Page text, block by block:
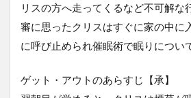
リスの方へ走ってくるなど不可解な
審に思ったクリスはすぐに家の中に
に呼び止められ催眠術で眠りについ
ゲット・アウトのあらすじ【承】